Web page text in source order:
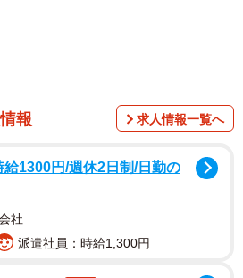
代の男性200人を対象として、
報 求人情報一覧へ
給1300円/週休2日制/日勤の
社
派遣社員：時給1,300円